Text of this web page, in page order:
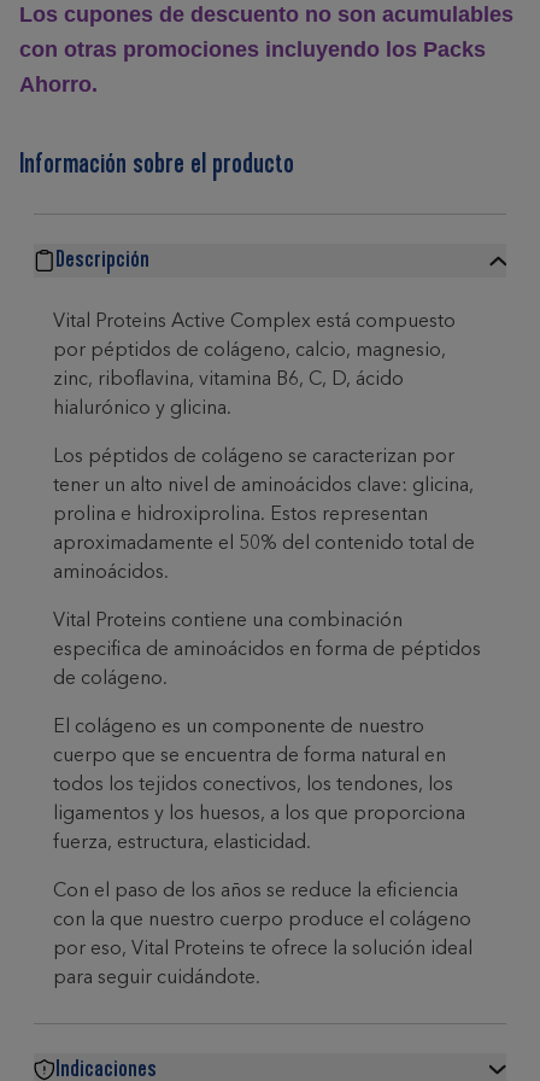
Los cupones de descuento no son acumulables
con otras promociones incluyendo los Packs
Ahorro.
Información sobre el producto
Descripción
Vital Proteins Active Complex está compuesto
por péptidos de colágeno, calcio, magnesio,
zinc, riboflavina, vitamina B6, C, D, ácido
hialurónico y glicina.
Los péptidos de colágeno se caracterizan por
tener un alto nivel de aminoácidos clave: glicina,
prolina e hidroxiprolina. Estos representan
aproximadamente el 50% del contenido total de
aminoácidos.
Vital Proteins contiene una combinación
especifica de aminoácidos en forma de péptidos
de colágeno.
El colágeno es un componente de nuestro
cuerpo que se encuentra de forma natural en
todos los tejidos conectivos, los tendones, los
ligamentos y los huesos, a los que proporciona
fuerza, estructura, elasticidad.
Con el paso de los años se reduce la eficiencia
con la que nuestro cuerpo produce el colágeno
por eso, Vital Proteins te ofrece la solución ideal
para seguir cuidándote.
Indicaciones